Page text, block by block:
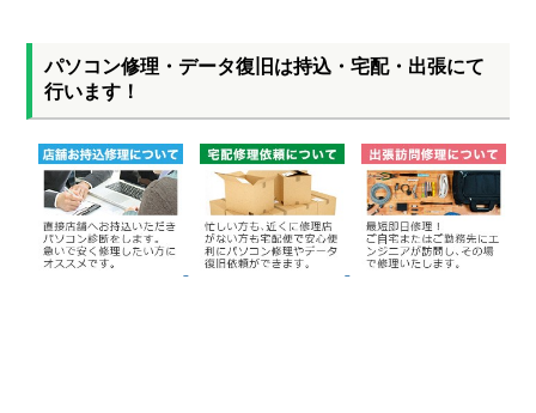
パソコン修理・データ復旧は持込・宅配・出張にて
行います！